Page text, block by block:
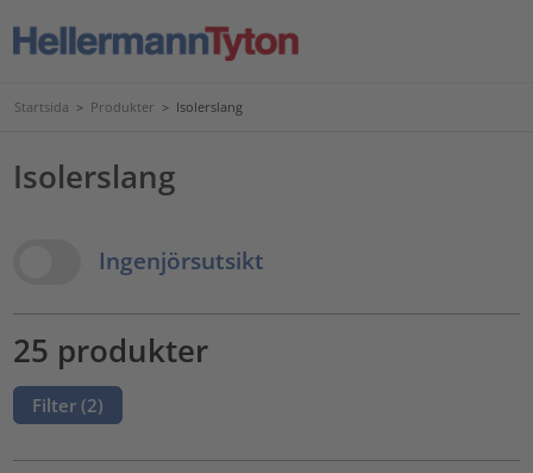
Startsida > Produkter > Isolerslang
Isolerslang
View OptionsIngenjörsutsikt
25 produkter
Filter (2)